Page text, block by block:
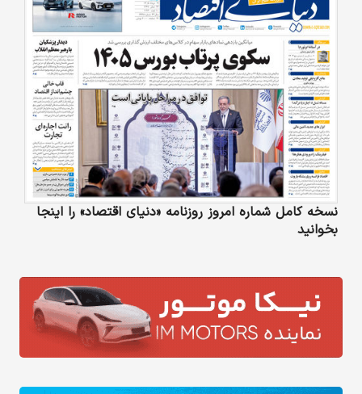
نسخه کامل شماره امروز روزنامه «دنیای‌ اقتصاد» را اینجا
بخوانید